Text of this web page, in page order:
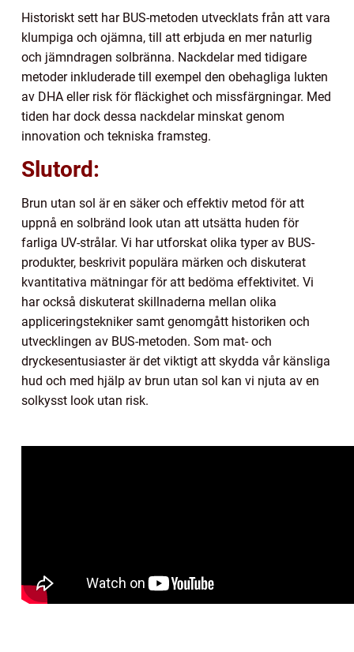
Historiskt sett har BUS-metoden utvecklats från att vara
klumpiga och ojämna, till att erbjuda en mer naturlig
och jämndragen solbränna. Nackdelar med tidigare
metoder inkluderade till exempel den obehagliga lukten
av DHA eller risk för fläckighet och missfärgningar. Med
tiden har dock dessa nackdelar minskat genom
innovation och tekniska framsteg.
Slutord:
Brun utan sol är en säker och effektiv metod för att
uppnå en solbränd look utan att utsätta huden för
farliga UV-strålar. Vi har utforskat olika typer av BUS-
produkter, beskrivit populära märken och diskuterat
kvantitativa mätningar för att bedöma effektivitet. Vi
har också diskuterat skillnaderna mellan olika
appliceringstekniker samt genomgått historiken och
utvecklingen av BUS-metoden. Som mat- och
dryckesentusiaster är det viktigt att skydda vår känsliga
hud och med hjälp av brun utan sol kan vi njuta av en
solkysst look utan risk.